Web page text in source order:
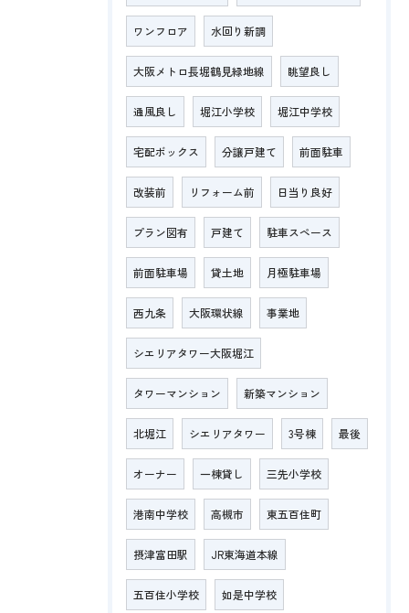
ワンフロア 水回り新調
大阪メトロ長堀鶴見緑地線 眺望良し
通風良し 堀江小学校 堀江中学校
宅配ボックス 分譲戸建て 前面駐車
改装前 リフォーム前 日当り良好
プラン図有 戸建て 駐車スペース
前面駐車場 貸土地 月極駐車場
西九条 大阪環状線 事業地
シエリアタワー大阪堀江
タワーマンション 新築マンション
北堀江 シエリアタワー 3号棟 最後
オーナー 一棟貸し 三先小学校
港南中学校 高槻市 東五百住町
摂津富田駅 JR東海道本線
五百住小学校 如是中学校